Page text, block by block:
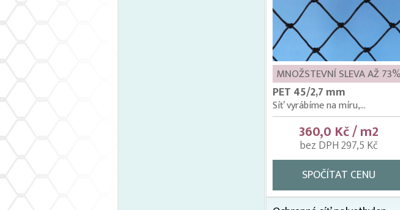
MNOŽSTEVNÍ SLEVA AŽ 73%
PET 45/2,7 mm
Síť vyrábíme na míru,...
360,0 Kč / m2
bez DPH 297,5 Kč
SPOČÍTAT CENU